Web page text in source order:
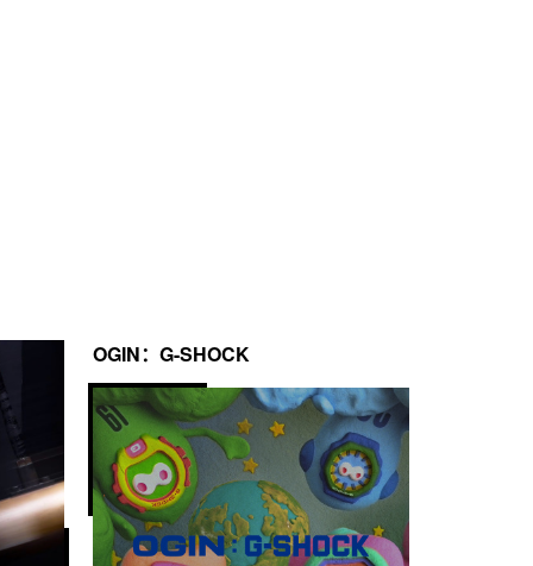
OGIN：G-SHOCK